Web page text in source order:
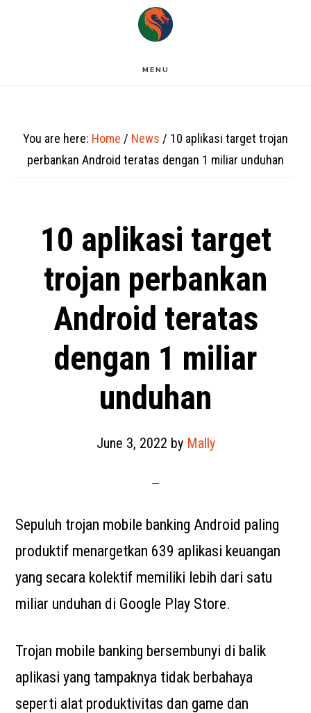
MENU
You are here: Home / News / 10 aplikasi target trojan
perbankan Android teratas dengan 1 miliar unduhan
10 aplikasi target
trojan perbankan
Android teratas
dengan 1 miliar
unduhan
June 3, 2022 by Mally
Sepuluh trojan mobile banking Android paling
produktif menargetkan 639 aplikasi keuangan
yang secara kolektif memiliki lebih dari satu
miliar unduhan di Google Play Store.
Trojan mobile banking bersembunyi di balik
aplikasi yang tampaknya tidak berbahaya
seperti alat produktivitas dan game dan